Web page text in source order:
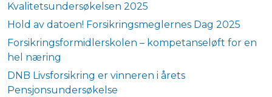
Kvalitetsundersøkelsen 2025
Hold av datoen! Forsikringsmeglernes Dag 2025
Forsikringsformidlerskolen – kompetanseløft for en
hel næring
DNB Livsforsikring er vinneren i årets
Pensjonsundersøkelse